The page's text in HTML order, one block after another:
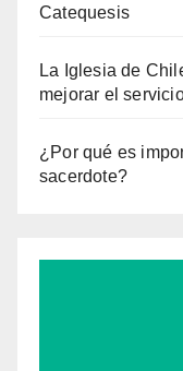
Catequesis
La Iglesia de
mejorar el
¿Por qué es
sacerdote?